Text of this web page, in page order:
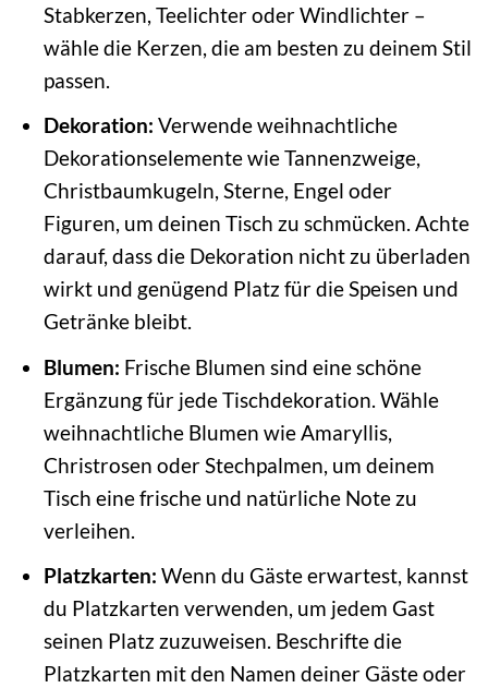
Stabkerzen, Teelichter oder Windlichter –
wähle die Kerzen, die am besten zu deinem Stil
passen.
Dekoration: Verwende weihnachtliche
Dekorationselemente wie Tannenzweige,
Christbaumkugeln, Sterne, Engel oder
Figuren, um deinen Tisch zu schmücken. Achte
darauf, dass die Dekoration nicht zu überladen
wirkt und genügend Platz für die Speisen und
Getränke bleibt.
Blumen: Frische Blumen sind eine schöne
Ergänzung für jede Tischdekoration. Wähle
weihnachtliche Blumen wie Amaryllis,
Christrosen oder Stechpalmen, um deinem
Tisch eine frische und natürliche Note zu
verleihen.
Platzkarten: Wenn du Gäste erwartest, kannst
du Platzkarten verwenden, um jedem Gast
seinen Platz zuzuweisen. Beschrifte die
Platzkarten mit den Namen deiner Gäste oder